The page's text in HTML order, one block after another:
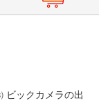
ビックカメラの出